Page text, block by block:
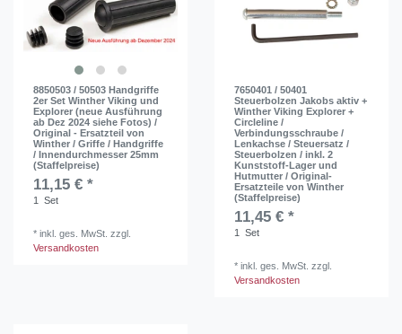
8850503 / 50503 Handgriffe
2er Set Winther Viking und
Explorer (neue Ausführung
ab Dez 2024 siehe Fotos) /
Original - Ersatzteil von
Winther / Griffe / Handgriffe
/ Innendurchmesser 25mm
(Staffelpreise)
11,15 € *
1 Set
*inkl. ges. MwSt. zzgl.
Versandkosten
7650401 / 50401
Steuerbolzen Jakobs aktiv +
Winther Viking Explorer +
Circleline /
Verbindungsschraube /
Lenkachse / Steuersatz /
Steuerbolzen / inkl. 2
Kunststoff-Lager und
Hutmutter / Original-
Ersatzteile von Winther
(Staffelpreise)
11,45 € *
1 Set
*inkl. ges. MwSt. zzgl.
Versandkosten